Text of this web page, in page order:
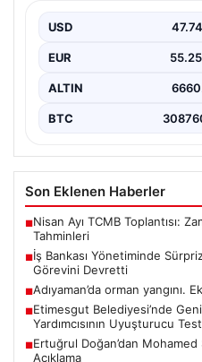
Türkiye'nin köklü
Bankanın uzun…
USD 47.74
EUR 55.25
ALTIN
BTC
Son Eklenen Haberler
■Nisan Ayı TCMB Toplantısı:
Tahminleri
■İş Bankası Yönetiminde
Görevini Devretti
■Adıyaman’da orman yangını.
■Etimesgut Belediyesi’nde
Yardımcısının Uyuşturucu
■Ertuğrul Doğan’dan
Açıklama